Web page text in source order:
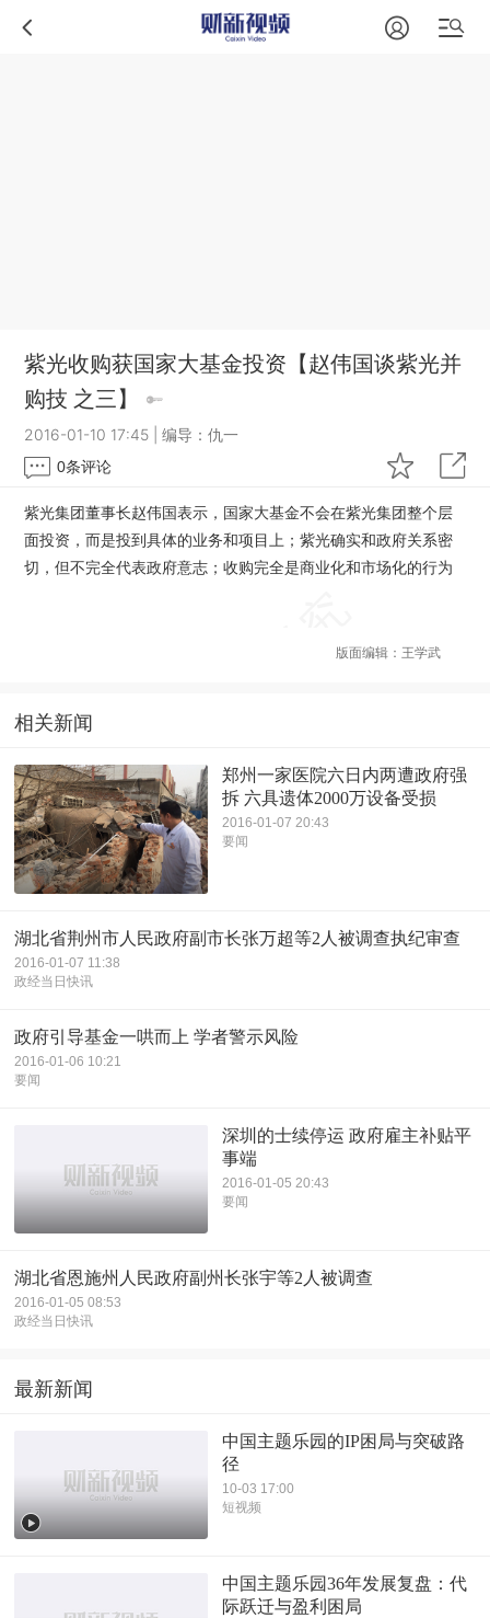
紫光收购获国家大基金投资【赵伟国谈紫光并
购技 之三】
2016-01-10 17:45 |编导：仇一
0条评论
紫光集团董事长赵伟国表示，国家大基金不会在紫光集团整个层
面投资，而是投到具体的业务和项目上；紫光确实和政府关系密
切，但不完全代表政府意志；收购完全是商业化和市场化的行为
版面编辑：王学武
相关新闻
郑州一家医院六日内两遭政府强
拆 六具遗体2000万设备受损
2016-01-07 20:43
要闻
湖北省荆州市人民政府副市长张万超等2人被调查执纪审查
2016-01-07 11:38
政经当日快讯
政府引导基金一哄而上 学者警示风险
2016-01-06 10:21
要闻
深圳的士续停运 政府雇主补贴平
事端
2016-01-05 20:43
要闻
湖北省恩施州人民政府副州长张宇等2人被调查
2016-01-05 08:53
政经当日快讯
最新新闻
中国主题乐园的IP困局与突破路
径
10-03 17:00
短视频
中国主题乐园36年发展复盘：代
际跃迁与盈利困局